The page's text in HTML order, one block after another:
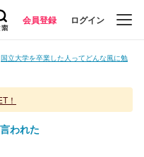
会員登録 ログイン
国立大学を卒業した人ってどんな風に勉
！
われた